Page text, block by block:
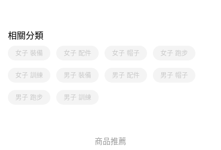
相關分類
女子 裝備 女子 配件 女子 帽子 女子 跑步
女子 訓練 男子 裝備 男子 配件 男子 帽子
男子 跑步 男子 訓練
商品推薦